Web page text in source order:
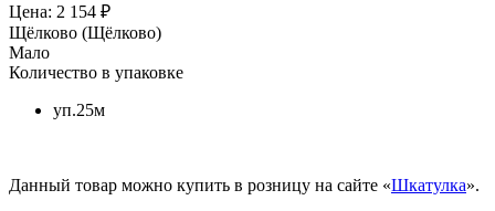
Цена: 2 154 ₽
Щёлково (Щёлково)
Мало
Количество в упаковке
уп.25м
Данный товар можно купить в розницу на сайте «Шкатулка».